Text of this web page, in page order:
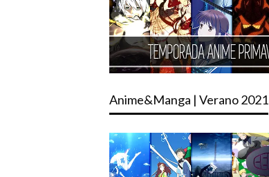
Anime&Manga | Verano 2021